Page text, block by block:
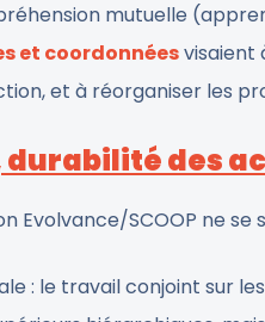
mutuelle
et coordonnéesvisaient
et à réorganiser les
des
Evolvance/SCOOP ne se
: le travail conjoint sur les